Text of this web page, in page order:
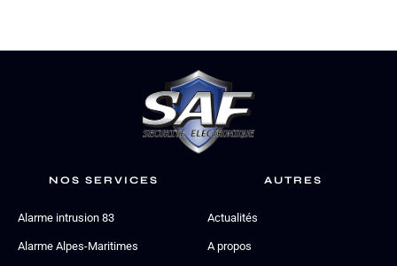
NOS SERVICES
Alarme intrusion 83
Alarme Alpes-Maritimes
AUTRES
Actualités
A propos